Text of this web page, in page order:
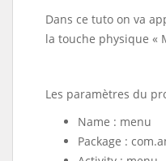
Dans ce tuto on va
la touche physique «
Les paramètres du
Name : menu
Package :